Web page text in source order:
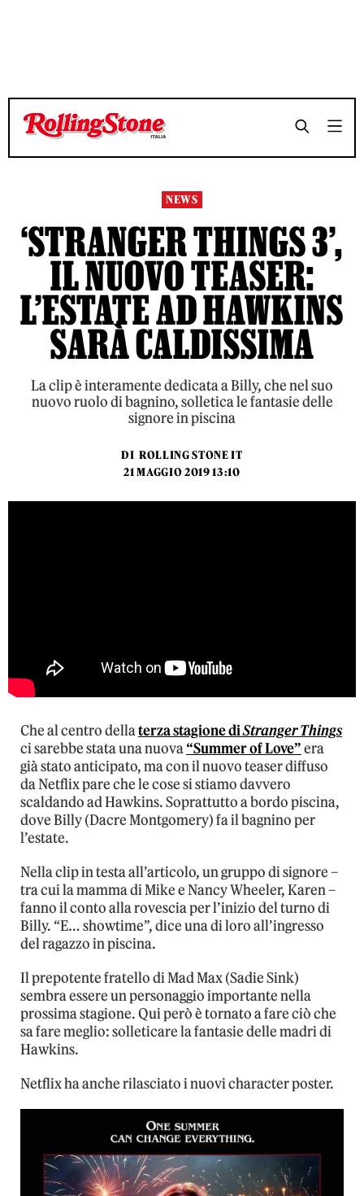
TEMPO DI LETTURA 2 MINUTI SHARE
TEMPO DI LETTURA 2 MINUTI SHARE
NEWS
‘STRANGER THINGS 3’,
IL NUOVO TEASER:
L’ESTATE AD HAWKINS
SARÀ CALDISSIMA
La clip è interamente dedicata a Billy, che nel suo
nuovo ruolo di bagnino, solletica le fantasie delle
signore in piscina
DI ROLLING STONE IT
21 MAGGIO 2019 13:10
Che al centro dellaterza stagione diStranger Things
ci sarebbe stata una nuova“Summer of Love”era
già stato anticipato, ma con il nuovo teaser diffuso
da Netflix pare che le cose si stiamo davvero
scaldando ad Hawkins. Soprattutto a bordo piscina,
dove Billy (Dacre Montgomery) fa il bagnino per
l’estate.
Nella clip in testa all’articolo, un gruppo di signore –
tra cui la mamma di Mike e Nancy Wheeler, Karen –
fanno il conto alla rovescia per l’inizio del turno di
Billy. “E… showtime”, dice una di loro all’ingresso
del ragazzo in piscina.
Il prepotente fratello di Mad Max (Sadie Sink)
sembra essere un personaggio importante nella
prossima stagione. Qui però è tornato a fare ciò che
sa fare meglio: solleticare la fantasie delle madri di
Hawkins.
Netflix ha anche rilasciato i nuovi character poster.